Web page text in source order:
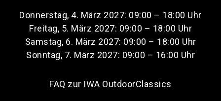
Donnerstag, 4. März 2027: 09:00 – 18:00 Uhr
Freitag, 5. März 2027: 09:00 – 18:00 Uhr
Samstag, 6. März 2027: 09:00 – 18:00 Uhr
Sonntag, 7. März 2027: 09:00 – 16:00 Uhr
FAQ zur IWA OutdoorClassics